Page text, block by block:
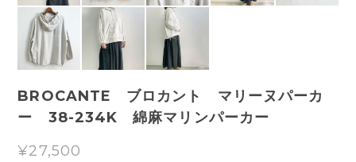
BROCANTE ブロカント マリーヌパーカ
ー 38-234K 綿麻マリンパーカー
¥27,500